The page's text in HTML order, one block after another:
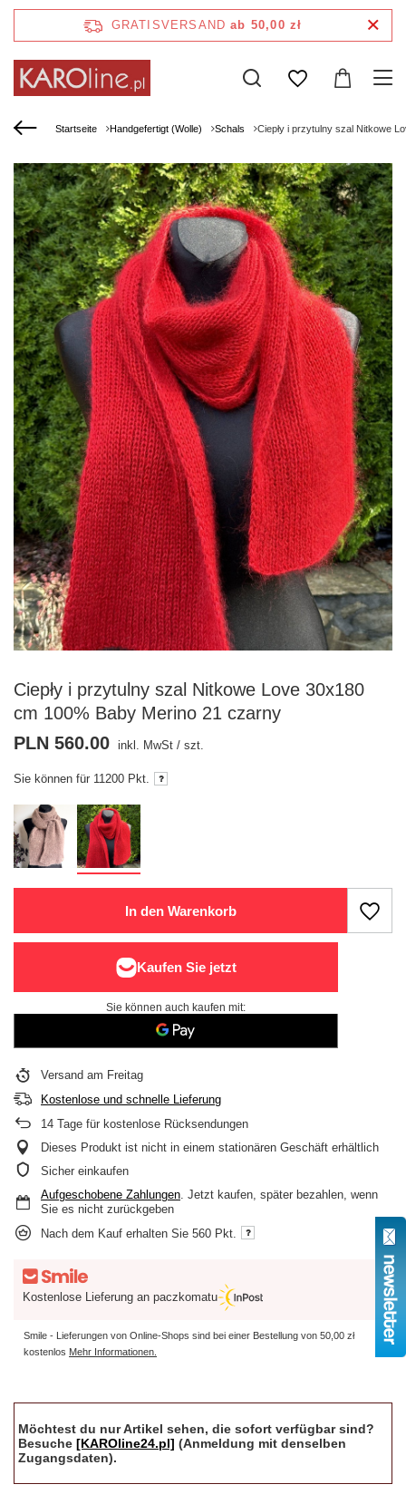
GRATISVERSAND ab 50,00 zł
Startseite Handgefertigt (Wolle) Schals Ciepły i przytulny szal Nitkowe
Ciepły i przytulny szal Nitkowe Love 30x180
cm 100% Baby Merino 21 czarny
PLN 560.00 inkl. MwSt / szt.
Sie können für 11200 Pkt.
In den Warenkorb
Sie können auch kaufen mit:
Versand am Freitag
Kostenlose und schnelle Lieferung
14 Tage für kostenlose Rücksendungen
Dieses Produkt ist nicht in einem stationären Geschäft erhältlich
Sicher einkaufen
Aufgeschobene Zahlungen. Jetzt kaufen, später bezahlen, wenn
Sie es nicht zurückgeben
Nach dem Kauf erhalten Sie 560 Pkt.
Kostenlose Lieferung an paczkomatu
Smile - Lieferungen von Online-Shops sind bei einer Bestellung von 50,00 zł
kostenlos Mehr Informationen.
Möchtest du nur Artikel sehen, die sofort verfügbar sind?
Besuche [KAROline24.pl] (Anmeldung mit denselben
Zugangsdaten).